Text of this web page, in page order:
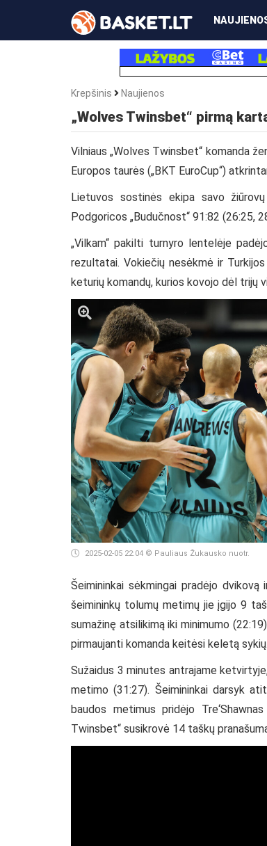
Krepšinis Naujienos
„Wolves Twinsbet“ pirmą
Vilniaus „Wolves Twinsbet“ komanda
Europos taurės („BKT EuroCup“)
Lietuvos sostinės ekipa savo
Podgoricos „Budučnost“ 91:82 (26:25,
„Vilkam“ pakilti turnyro lentelėje
rezultatai. Vokiečių nesėkmė ir
keturių komandų, kurios kovojo dėl trijų
2025-02-05 22:04 © Pauliaus Žukausko nuotr.
Šeimininkai sėkmingai pradėjo
šeimininkų tolumų metimų jie įgijo 9
sumažinę atsilikimą iki minimumo
pirmaujanti komanda keitėsi keletą
Sužaidus 3 minutes antrajame
metimo (31:27). Šeimininkai darsyk
baudos metimus pridėjo
Twinsbet“ susikrovė 14 taškų